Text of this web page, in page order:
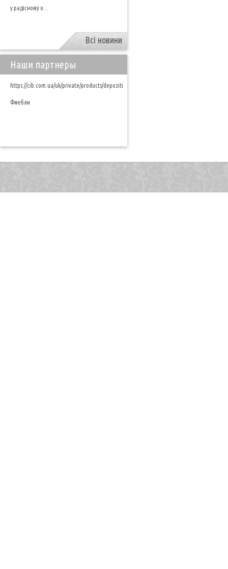
у радісному о...
Всі новини
Наши партнеры
https://cib.com.ua/uk/private/products/depoziti
Фмебли